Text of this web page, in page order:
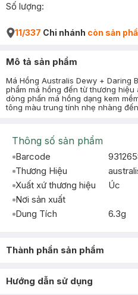
Số lượng:
11/337 Chi nhánh còn sản
Mô tả sản phẩm
Má Hồng Australis Dewy + Daring
phẩm má hồng đến từ thương hiệu
dòng phấn má hồng dạng kem
tông màu trung tính nhẹ nhàng
Thông số sản phẩm
Barcode
Thương Hiệu
Xuất xứ thương hiệu
Úc
Nơi sản xuất
Dung Tích
6.3g
Thành phần sản phẩm
Hướng dẫn sử dụng